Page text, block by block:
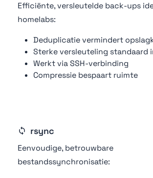
Efficiënte, versleutelde back-ups
homelabs:
Deduplicatie vermindert
Sterke versleuteling standaard
Werkt via SSH-verbinding
Compressie bespaart ruimte
rsync
Eenvoudige, betrouwbare
bestandssynchronisatie: